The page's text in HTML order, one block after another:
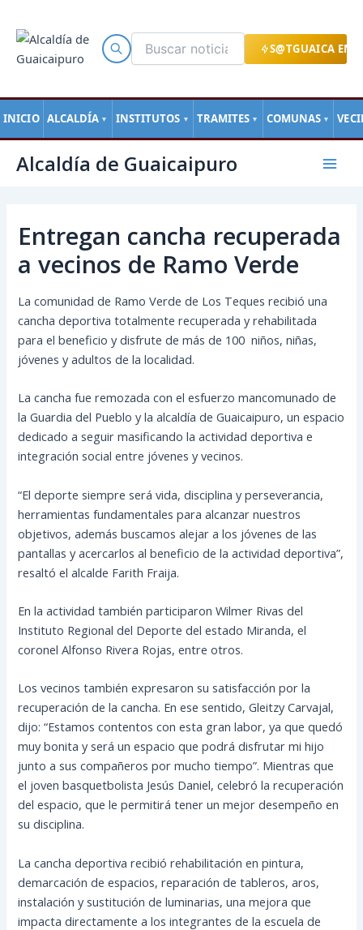
S@TGUAICA EN
INICIO ALCALDÍA ▼ INSTITUTOS ▼ TRAMITES ▼ COMUNAS ▼
contenido
Alcaldía de Guaicaipuro
Main
Entregan cancha recuperada
a vecinos de Ramo Verde
La comunidad de Ramo Verde de Los Teques recibió una
cancha deportiva totalmente recuperada y rehabilitada
para el beneficio y disfrute de más de 100 niños, niñas,
jóvenes y adultos de la localidad.
La cancha fue remozada con el esfuerzo mancomunado de
la Guardia del Pueblo y la alcaldía de Guaicaipuro, un espacio
dedicado a seguir masificando la actividad deportiva e
integración social entre jóvenes y vecinos.
“El deporte siempre será vida, disciplina y perseverancia,
herramientas fundamentales para alcanzar nuestros
objetivos, además buscamos alejar a los jóvenes de las
pantallas y acercarlos al beneficio de la actividad deportiva”,
resaltó el alcalde Farith Fraija.
En la actividad también participaron Wilmer Rivas del
Instituto Regional del Deporte del estado Miranda, el
coronel Alfonso Rivera Rojas, entre otros.
Los vecinos también expresaron su satisfacción por la
recuperación de la cancha. En ese sentido, Gleitzy Carvajal,
dijo: “Estamos contentos con esta gran labor, ya que quedó
muy bonita y será un espacio que podrá disfrutar mi hijo
junto a sus compañeros por mucho tiempo”. Mientras que
el joven basquetbolista Jesús Daniel, celebró la recuperación
del espacio, que le permitirá tener un mejor desempeño en
su disciplina.
La cancha deportiva recibió rehabilitación en pintura,
demarcación de espacios, reparación de tableros, aros,
instalación y sustitución de luminarias, una mejora que
impacta directamente a los integrantes de la escuela de
de